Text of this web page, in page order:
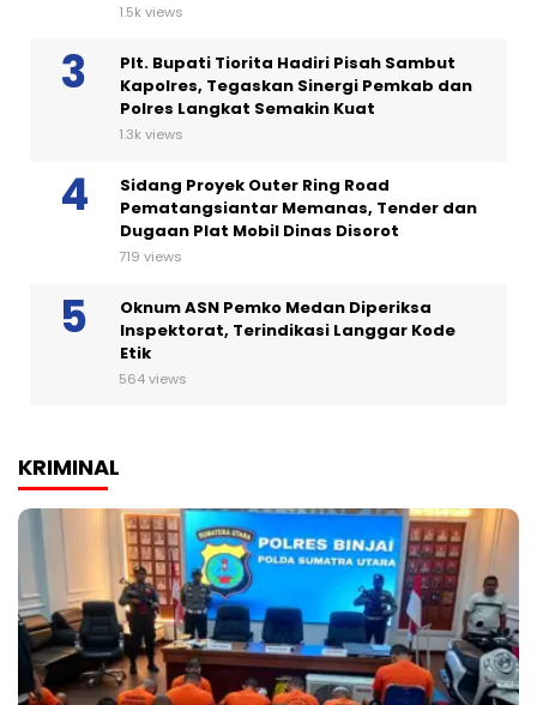
1.5k views
Plt. Bupati Tiorita Hadiri Pisah Sambut
Kapolres, Tegaskan Sinergi Pemkab dan
Polres Langkat Semakin Kuat
1.3k views
Sidang Proyek Outer Ring Road
Pematangsiantar Memanas, Tender dan
Dugaan Plat Mobil Dinas Disorot
719 views
Oknum ASN Pemko Medan Diperiksa
Inspektorat, Terindikasi Langgar Kode
Etik
564 views
KRIMINAL